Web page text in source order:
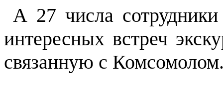
А 27 числа
интересных встреч
связанную с